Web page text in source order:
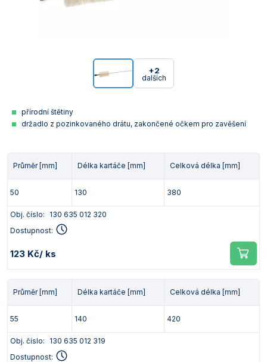
+2
dalších
přírodní štětiny
držadlo z pozinkovaného drátu, zakončené očkem pro zavěšení
Průměr [mm] Délka kartáče [mm] Celková délka [mm]
50 130 380
Obj. číslo:
130 635 012 320
Dostupnost:
123 Kč/ ks
Průměr [mm] Délka kartáče [mm] Celková délka [mm]
55 140 420
Obj. číslo:
130 635 012 319
Dostupnost: